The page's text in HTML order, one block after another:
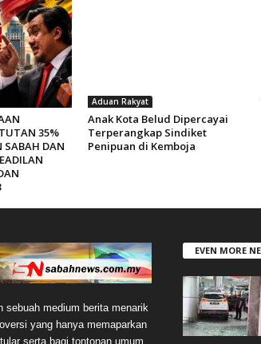
35%
SABAH DAN
Aduan Rakyat
Anak Kota Belud Dipercayai
Terperangkap Sindiket
Penipuan di Kemboja
sebuah medium berita menarik
yang hanya memaparkan
serta bagi tontonan umum.
EVEN MORE